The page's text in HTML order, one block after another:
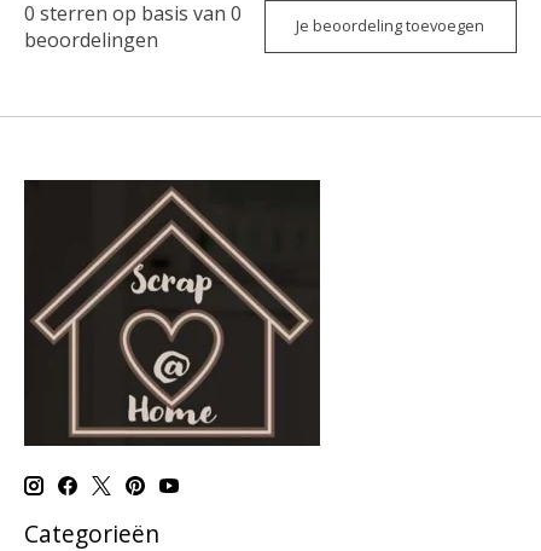
0 sterren op basis van 0
beoordelingen
Je beoordeling toevoegen
Categorieën